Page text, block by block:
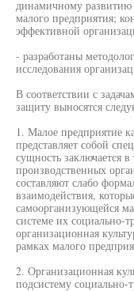
динамичному
малого предприятия;
эффективной
- разработаны
исследования
В соответствии с
защиту выносятся
1. Малое предприятие
представляет собой
сущность заключается
производственных
составляют слабо
взаимодействия,
самоорганизующейся
системе их социально-
организационная
рамках малого
2. Организационная
подсистему социально-